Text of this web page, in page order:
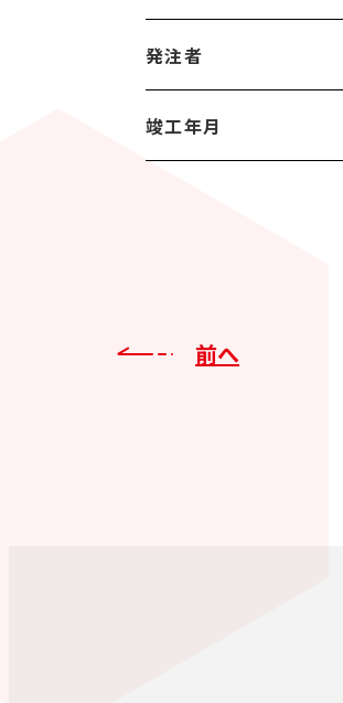
発注者
竣工年月
前へ